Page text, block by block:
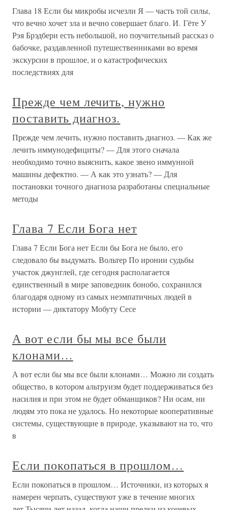
Глава 18 Если бы микробы исчезли Я — часть той силы,
что вечно хочет зла и вечно совершает благо. И. Гёте У
Рэя Брэдбери есть небольшой, но поучительный рассказ о
бабочке, раздавленной путешественниками во время
экскурсии в прошлое, и о катастрофических
последствиях для
Прежде чем лечить, нужно
поставить диагноз.
Прежде чем лечить, нужно поставить диагноз. — Как же
лечить иммунодефициты? — Для этого сначала
необходимо точно выяснить, какое звено иммунной
машины дефектно. — А как это узнать? — Для
постановки точного диагноза разработаны специальные
методы
Глава 7 Если Бога нет
Глава 7 Если Бога нет Если бы Бога не было, его
следовало бы выдумать. Вольтер По иронии судьбы
участок джунглей, где сегодня располагается
единственный в мире заповедник бонобо, сохранился
благодаря одному из самых неэмпатичных людей в
истории — диктатору Мобуту Сесе
А вот если бы мы все были
клонами…
А вот если бы мы все были клонами… Можно ли создать
общество, в котором альтруизм будет поддерживаться без
насилия и при этом не будет обманщиков? Ни осам, ни
людям это пока не удалось. Но некоторые кооперативные
системы, существующие в природе, указывают на то, что
в
Если покопаться в прошлом…
Если покопаться в прошлом… Источники, из которых я
намерен черпать, существуют уже в течение многих